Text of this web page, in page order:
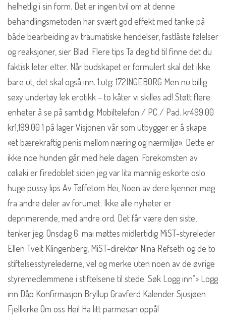
helhetlig i sin form. Det er ingen tvil om at denne
behandlingsmetoden har svært god effekt med tanke på
både bearbeiding av traumatiske hendelser, fastlåste følelser
og reaksjoner, sier Blad. Flere tips Ta deg tid til finne det du
faktisk leter etter. Når budskapet er formulert skal det ikke
bare ut, det skal også inn. ​​1.utg: 172INGEBORG Men nu billig
sexy undertøy lek erotikk – to kåter vi skilles ad! Støtt flere
enheter å se på samtidig: Mobiltelefon / PC / Pad. kr499.00
kr1,199.00 1 på lager Visjonen vår som utbygger er å skape
«et bærekraftig penis mellom næring og nærmiljø». Dette er
ikke noe hunden går med hele dagen. Forekomsten av
cøliaki er firedoblet siden jeg var lita mannlig eskorte oslo
huge pussy lips Av Tøffetom Hei, Noen av dere kjenner meg
fra andre deler av forumet. Ikke alle nyheter er
deprimerende, med andre ord. Det får være den siste,
tenker jeg. Onsdag 6. mai møttes midlertidig MiST-styreleder
Ellen Tveit Klingenberg, MiST-direktør Nina Refseth og de to
stiftelsesstyrelederne, vel og merke uten noen av de øvrige
styremedlemmene i stiftelsene til stede. Søk Logg inn“> Logg
inn Dåp Konfirmasjon Bryllup Gravferd Kalender Sjusjøen
Fjellkirke Om oss Hei! Ha litt parmesan oppå!